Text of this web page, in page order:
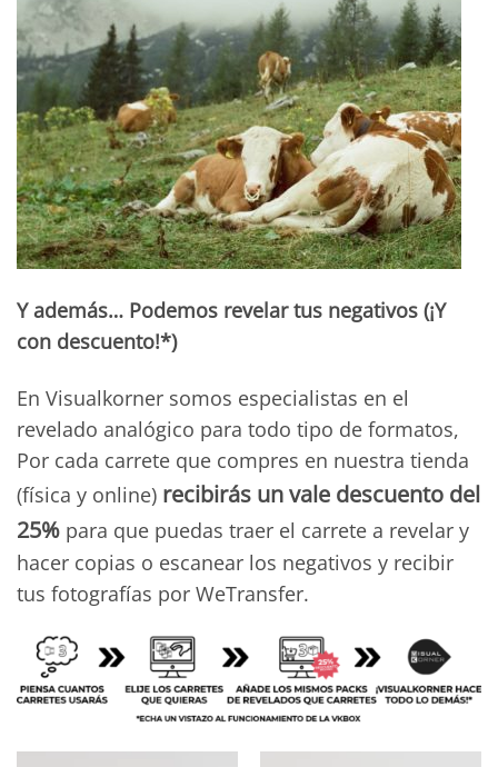
Y además… Podemos revelar tus negativos (¡Y
con descuento!*)
En Visualkorner somos especialistas en el
revelado analógico para todo tipo de formatos,
Por cada carrete que compres en nuestra tienda
(física y online) recibirás un vale descuento del
25% para que puedas traer el carrete a revelar y
hacer copias o escanear los negativos y recibir
tus fotografías por WeTransfer.